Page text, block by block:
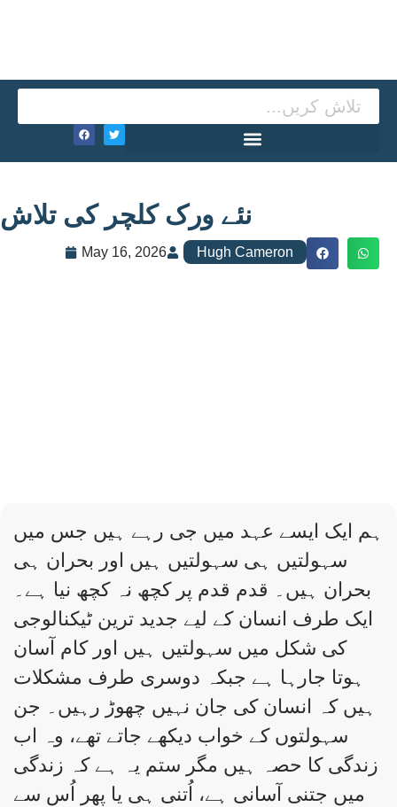
نئے ورک کلچر کی تلاش
May 16, 2026 Hugh Cameron
ہم ایک ایسے عہد میں جی رہے ہیں جس میں
سہولتیں ہی سہولتیں ہیں اور بحران ہی
بحران ہیں۔ قدم قدم پر کچھ نہ کچھ نیا ہے۔
ایک طرف انسان کے لیے جدید ترین ٹیکنالوجی
کی شکل میں سہولتیں ہیں اور کام آسان
ہوتا جارہا ہے جبکہ دوسری طرف مشکلات
ہیں کہ انسان کی جان نہیں چھوڑ رہیں۔ جن
سہولتوں کے خواب دیکھے جاتے تھے، وہ اب
زندگی کا حصہ ہیں مگر ستم یہ ہے کہ زندگی
میں جتنی آسانی ہے، اُتنی ہی یا پھر اُس سے